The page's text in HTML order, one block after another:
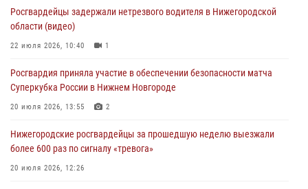
Росгвардейцы задержали нетрезвого водителя в Нижегородской
области (видео)
22 июля 2026, 10:40 1
Росгвардия приняла участие в обеспечении безопасности матча
Суперкубка России в Нижнем Новгороде
20 июля 2026, 13:55 2
Нижегородские росгвардейцы за прошедшую неделю выезжали
более 600 раз по сигналу «тревога»
20 июля 2026, 12:26